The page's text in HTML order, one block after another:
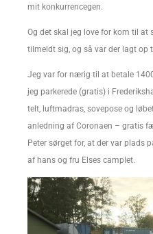
mit konkurrencegen.
Og det skal jeg love for kom til at
tilmeldt sig, og så var der lagt op
Jeg var for nærig til at betale
jeg parkerede (gratis) i
telt, luftmadras, sovepose og
anledning af Coronaen – gratis
Peter sørget for, at der var plads
af hans og fru Elses camplet.